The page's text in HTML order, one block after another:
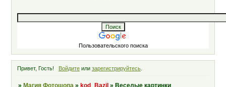
Пользовательского поиска
Привет, Гость! Войдитеили зарегистрируйтесь.
» Магия Фотошопа » kod_Bazil » Веселые картинки